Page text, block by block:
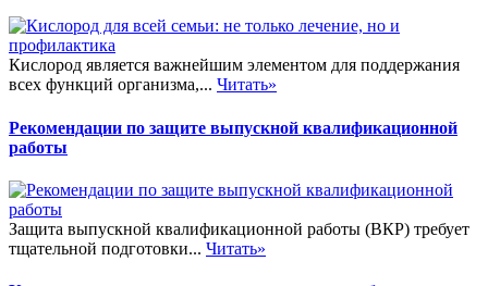
Кислород является важнейшим элементом для поддержания
всех функций организма,... Читать»
Рекомендации по защите выпускной квалификационной
работы
Защита выпускной квалификационной работы (ВКР) требует
тщательной подготовки... Читать»